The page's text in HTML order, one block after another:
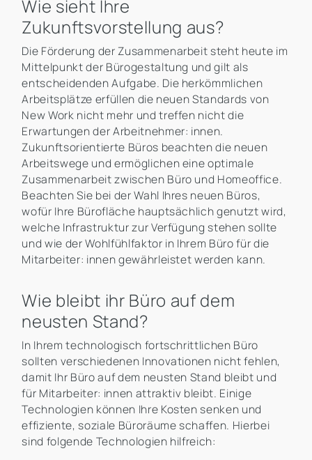
Wie sieht Ihre
Zukunftsvorstellung aus?
Die Förderung der Zusammenarbeit steht heute im
Mittelpunkt der Bürogestaltung und gilt als
entscheidenden Aufgabe. Die herkömmlichen
Arbeitsplätze erfüllen die neuen Standards von
New Work nicht mehr und treffen nicht die
Erwartungen der Arbeitnehmer: innen.
Zukunftsorientierte Büros beachten die neuen
Arbeitswege und ermöglichen eine optimale
Zusammenarbeit zwischen Büro und Homeoffice.
Beachten Sie bei der Wahl Ihres neuen Büros,
wofür Ihre Bürofläche hauptsächlich genutzt wird,
welche Infrastruktur zur Verfügung stehen sollte
und wie der Wohlfühlfaktor in Ihrem Büro für die
Mitarbeiter: innen gewährleistet werden kann.
Wie bleibt ihr Büro auf dem
neusten Stand?
In Ihrem technologisch fortschrittlichen Büro
sollten verschiedenen Innovationen nicht fehlen,
damit Ihr Büro auf dem neusten Stand bleibt und
für Mitarbeiter: innen attraktiv bleibt. Einige
Technologien können Ihre Kosten senken und
effiziente, soziale Büroräume schaffen. Hierbei
sind folgende Technologien hilfreich: